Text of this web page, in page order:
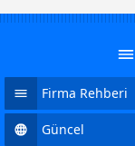
Firma Rehberi
Güncel